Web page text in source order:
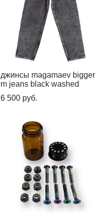
джинсы magamaev bigger
m jeans black washed
6 500 pуб.